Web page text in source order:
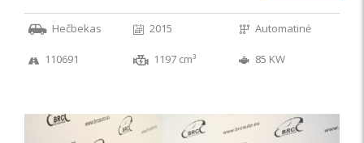
Hečbekas 2015 Automatinė
110691 1197 cm³ 85 KW
49